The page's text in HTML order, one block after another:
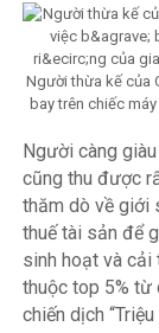
Người thừa kế của
bay trên chiếc
Người càng
cũng thu được
thăm dò về giới
thuế tài sản để
sinh hoạt và cải
thuộc top 5% từ
chiến dịch